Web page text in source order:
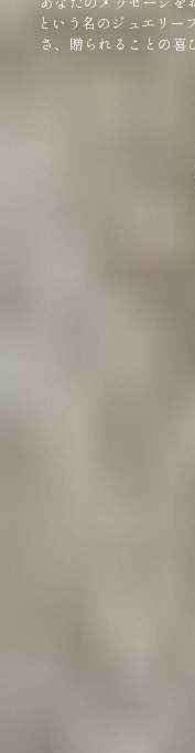
という名のジュエリー
さ、贈られることの